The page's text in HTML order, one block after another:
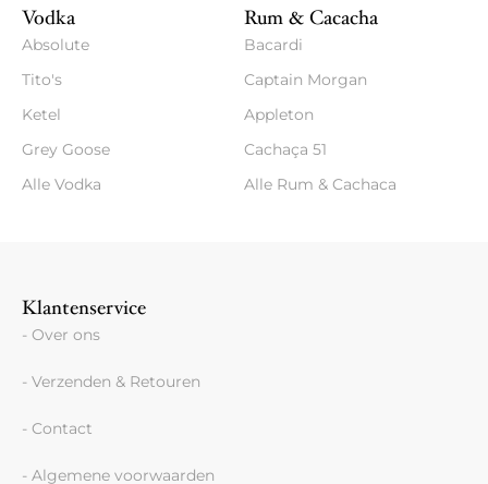
Vodka
Absolute
Tito's
Ketel
Grey Goose
Alle Vodka
Rum & Cacacha
Bacardi
Captain Morgan
Appleton
Cachaça 51
Alle Rum & Cachaca
Klantenservice
- Over ons
- Verzenden & Retouren
- Contact
- Algemene voorwaarden